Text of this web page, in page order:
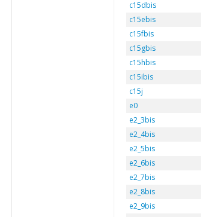
c15dbis
c15ebis
c15fbis
c15gbis
c15hbis
c15ibis
c15j
e0
e2_3bis
e2_4bis
e2_5bis
e2_6bis
e2_7bis
e2_8bis
e2_9bis